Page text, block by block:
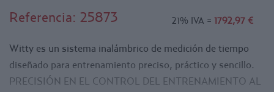
Referencia: 25873 21% IVA = 1792,97 €
Witty es un sistema inalámbrico de medición de tiempo
diseñado para entrenamiento preciso, práctico y sencillo.
PRECISIÓN EN EL CONTROL DEL ENTRENAMIENTO AL